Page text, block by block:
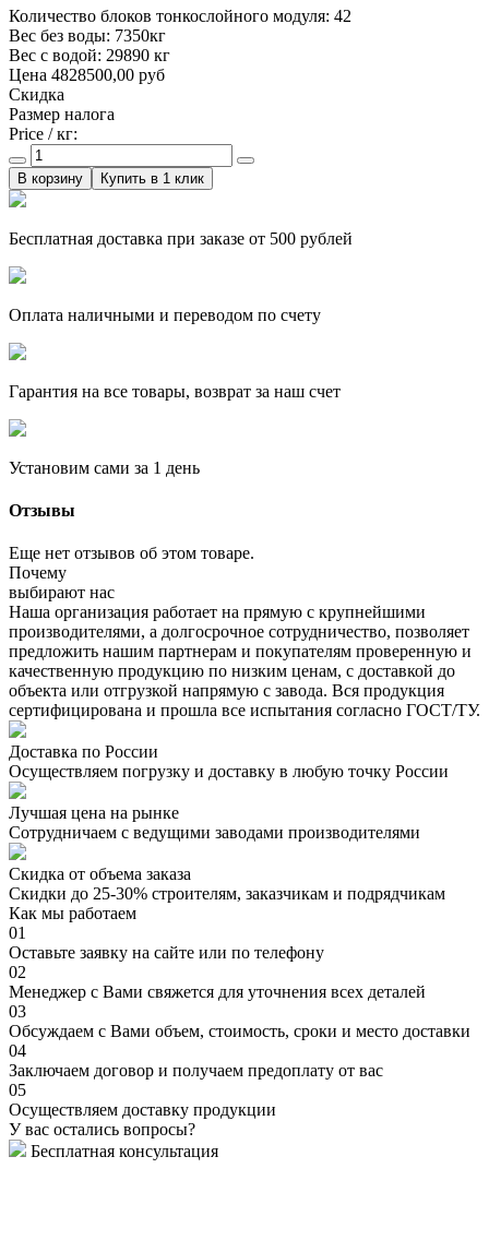
Количество блоков тонкослойного модуля: 42
Вес без воды: 7350кг
Вес с водой: 29890 кг
Цена 4828500,00 руб
Скидка
Размер налога
Price / кг:
Купить в 1 клик
Бесплатная доставка при заказе от 500 рублей
Оплата наличными и переводом по счету
Гарантия на все товары, возврат за наш счет
Установим сами за 1 день
Отзывы
Еще нет отзывов об этом товаре.
Почему
выбирают нас
Наша организация работает на прямую с крупнейшими
производителями, а долгосрочное сотрудничество, позволяет
предложить нашим партнерам и покупателям проверенную и
качественную продукцию по низким ценам, с доставкой до
объекта или отгрузкой напрямую с завода. Вся продукция
сертифицирована и прошла все испытания согласно ГОСТ/ТУ.
Доставка по России
Осуществляем погрузку и доставку в любую точку России
Лучшая цена на рынке
Сотрудничаем с ведущими заводами производителями
Скидка от объема заказа
Скидки до 25-30% строителям, заказчикам и подрядчикам
Как мы работаем
01
Оставьте заявку на сайте или по телефону
02
Менеджер с Вами свяжется для уточнения всех деталей
03
Обсуждаем с Вами объем, стоимость, сроки и место доставки
04
Заключаем договор и получаем предоплату от вас
05
Осуществляем доставку продукции
У вас остались вопросы?
Бесплатная консультация